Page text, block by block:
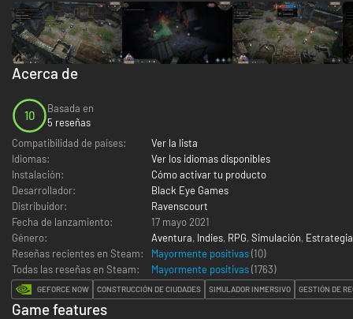
Acerca de
10
Basada en
5 reseñas
Compatibilidad de países:
Ver la lista
Idiomas:
Ver los idiomas disponibles
Instalación:
Cómo activar tu producto
Desarrollador:
Black Eye Games
Distribuidor:
Ravenscourt
Fecha de lanzamiento:
17 mayo 2021
Género:
Aventura, Indies, RPG, Simulación, Estrategia
Reseñas recientes en Steam:
Mayormente positivas(10)
Todas las reseñas en Steam:
Mayormente positivas(1763)
GEFORCE NOW CONSTRUCCIÓN DE CIUDADES SIMULADOR INMERSIVO GESTIÓN DE
Game features